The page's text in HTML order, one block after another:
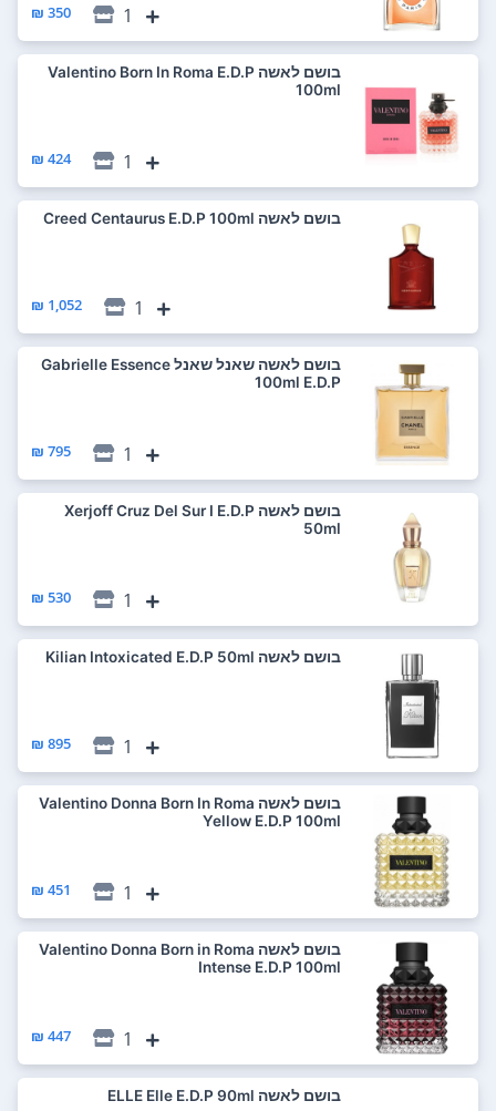
1
350 ₪
בושם לאשה Valentino Born In Roma E.D.P
100ml
1
424 ₪
בושם לאשה Creed Centaurus E.D.P 100ml
1
1,052 ₪
בושם לאשה שאנל שאנל Gabrielle Essence
100ml E.D.P
1
795 ₪
בושם לאשה Xerjoff Cruz Del Sur I E.D.P
50ml
1
530 ₪
בושם לאשה Kilian Intoxicated E.D.P 50ml
1
895 ₪
בושם לאשה Valentino Donna Born In Roma
Yellow E.D.P 100ml
1
451 ₪
בושם לאשה Valentino Donna Born in Roma
Intense E.D.P 100ml
1
447 ₪
בושם לאשה ELLE Elle E.D.P 90ml